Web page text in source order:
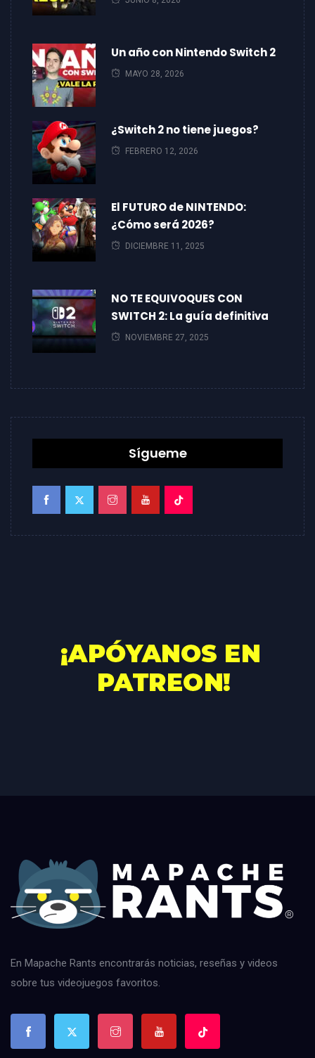
Un año con Nintendo Switch 2
MAYO 28, 2026
¿Switch 2 no tiene juegos?
FEBRERO 12, 2026
El FUTURO de NINTENDO:
¿Cómo será 2026?
DICIEMBRE 11, 2025
NO TE EQUIVOQUES CON
SWITCH 2: La guía definitiva
NOVIEMBRE 27, 2025
Sígueme
En Mapache Rants encontrarás noticias, reseñas y videos
sobre tus videojuegos favoritos.